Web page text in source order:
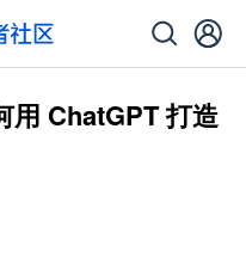
用 ChatGPT 打造